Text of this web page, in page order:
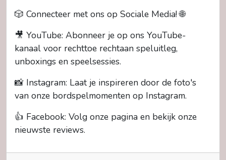
🎲 Connecteer met ons op Sociale Media! 🌐
🎥 YouTube: Abonneer je op ons YouTube-
kanaal voor rechttoe rechtaan speluitleg,
unboxings en speelsessies.
📸 Instagram: Laat je inspireren door de foto's
van onze bordspelmomenten op Instagram.
👍 Facebook: Volg onze pagina en bekijk onze
nieuwste reviews.